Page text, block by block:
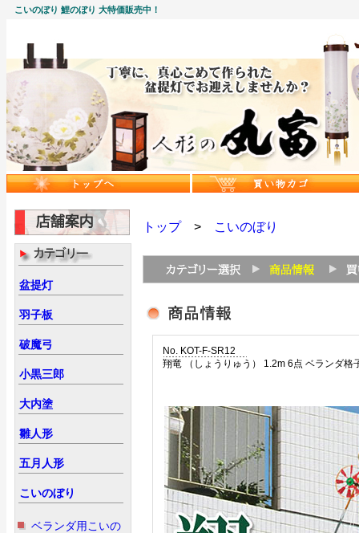
こいのぼり 鯉のぼり 大特価販売中！
盆提灯
羽子板
破魔弓
小黒三郎
大内塗
雛人形
五月人形
こいのぼり
ベランダ用こいの
トップ> こいのぼり
No. KOT-F-SR12
翔竜 （しょうりゅう） 1.2m 6点 ベランダ格